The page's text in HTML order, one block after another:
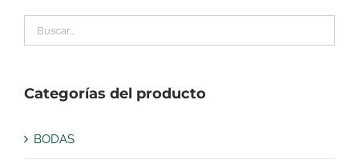
Categorías del producto
BODAS